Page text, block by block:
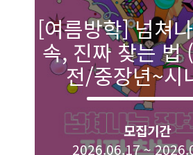
[여름방학] 넘쳐
속, 진짜 찾는 법
전/중장년~시
모집기간
2026.06.17 ~